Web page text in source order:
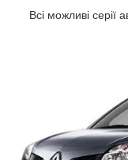
Всі можливі серії